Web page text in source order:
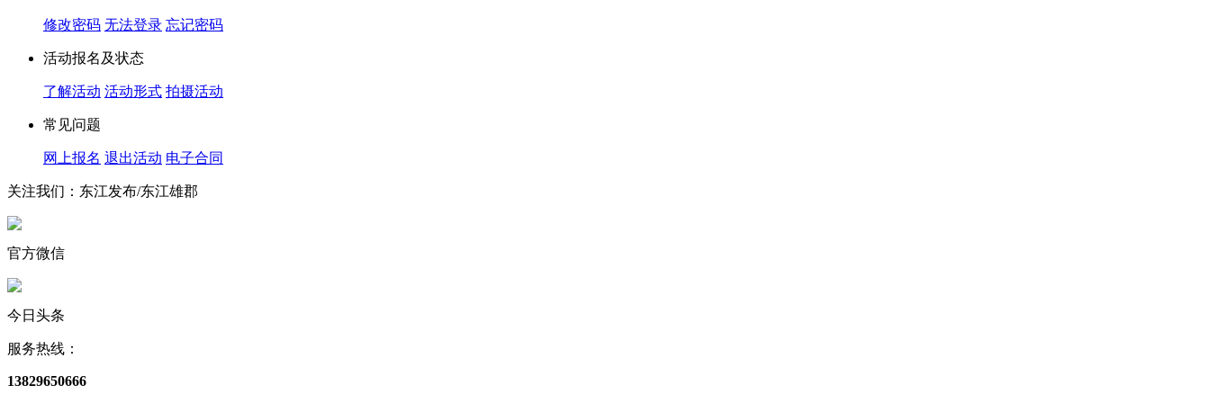
修改密码 无法登录 忘记密码
活动报名及状态
了解活动 活动形式 拍摄活动
常见问题
网上报名 退出活动 电子合同
关注我们：东江发布/东江雄郡
官方微信
今日头条
服务热线：
13829650666